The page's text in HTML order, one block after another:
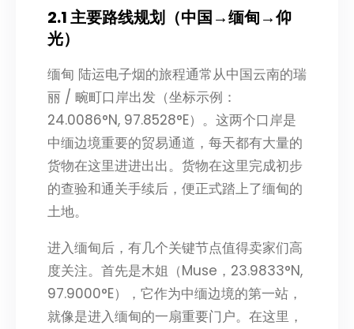
2.1 主要路线规划（中国→缅甸→仰
光）
缅甸 陆运电子烟的旅程通常从中国云南的瑞
丽 / 畹町口岸出发（坐标示例：
24.0086°N, 97.8528°E）。这两个口岸是
中缅边境重要的贸易通道，每天都有大量的
货物在这里进进出出。货物在这里完成初步
的查验和通关手续后，便正式踏上了缅甸的
土地。
进入缅甸后，有几个关键节点值得卖家们高
度关注。首先是木姐（Muse，23.9833°N,
97.9000°E），它作为中缅边境的第一站，
就像是进入缅甸的一扇重要门户。在这里，